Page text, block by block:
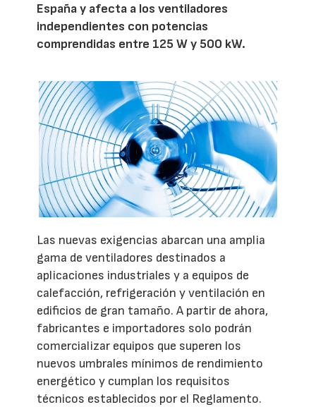
España y afecta a los ventiladores
independientes con potencias
comprendidas entre 125 W y 500 kW.
Las nuevas exigencias abarcan una amplia
gama de ventiladores destinados a
aplicaciones industriales y a equipos de
calefacción, refrigeración y ventilación en
edificios de gran tamaño. A partir de ahora,
fabricantes e importadores solo podrán
comercializar equipos que superen los
nuevos umbrales mínimos de rendimiento
energético y cumplan los requisitos
técnicos establecidos por el Reglamento.